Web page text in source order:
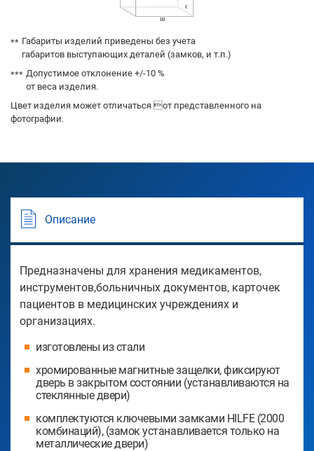
Габариты изделий приведены без учета
габаритов выступающих деталей (замков, и т.п.)
Допустимое отклонение +/-10 %
от веса изделия.
Цвет изделия может отличаться от представленного на
фотографии.
Описание
Предназначены для хранения медикаментов,
инструментов,больничных документов, карточек
пациентов в медицинских учреждениях и
организациях.
изготовлены из стали
хромированные магнитные защелки, фиксируют
дверь в закрытом состоянии (устанавливаются на
стеклянные двери)
комплектуются ключевыми замками HILFE (2000
комбинаций), (замок устанавливается только на
металлические двери)